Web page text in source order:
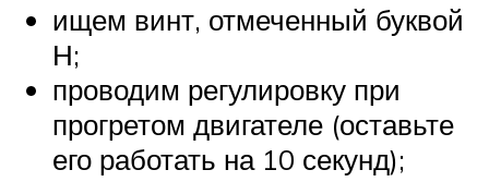
ищем винт, отмеченный буквой
Н;
проводим регулировку при
прогретом двигателе (оставьте
его работать на 10 секунд);